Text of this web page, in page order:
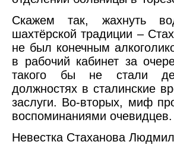
Скажем так, жахнуть
шахтёрской традиции –
не был конечным
в рабочий кабинет за
такого бы не стали
должностях в сталинские
заслуги. Во-вторых, миф
воспоминаниями очевидцев.
Невестка Стаханова